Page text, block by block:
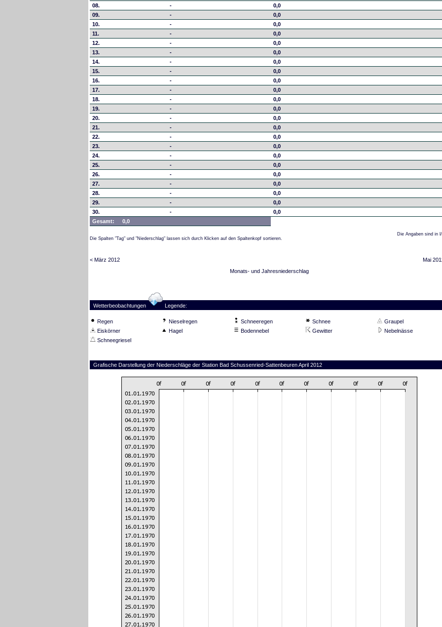
08.
-
0,0
09.
-
0,0
10.
-
0,0
11.
-
0,0
12.
-
0,0
13.
-
0,0
14.
-
0,0
15.
-
0,0
16.
-
0,0
17.
-
0,0
18.
-
0,0
19.
-
0,0
20.
-
0,0
21.
-
0,0
22.
-
0,0
23.
-
0,0
24.
-
0,0
25.
-
0,0
26.
-
0,0
27.
-
0,0
28.
-
0,0
29.
-
0,0
30.
-
0,0
Gesamt:
0,0
Die Spalten "Tag" und "Niederschlag" lassen sich durch Klicken auf den Spaltenkopf sortieren.
Die Angaben sind in l/
< März 2012
Mai
Monats- und Jahresniederschlag
Wetterbeobachtungen Legende:
Regen Nieselregen Schneeregen Schnee
Graupel
Eiskörner
Hagel Bodennebel Gewitter
Nebelnässe
Schneegriesel
Grafische Darstellung der Niederschläge der Station Bad Schussenried-Sattenbeuren April 2012